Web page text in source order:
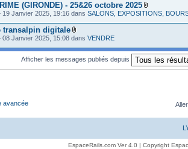
(GIRONDE) - 25&26 octobre 2025
19 Janvier 2025, 19:16 dans SALONS, EXPOSITIONS,
transalpin digitale
08 Janvier 2025, 15:08 dans VENDRE
Afficher les messages publiés depuis
avancée
EspaceRails.com Ver 4.0 | Copyright